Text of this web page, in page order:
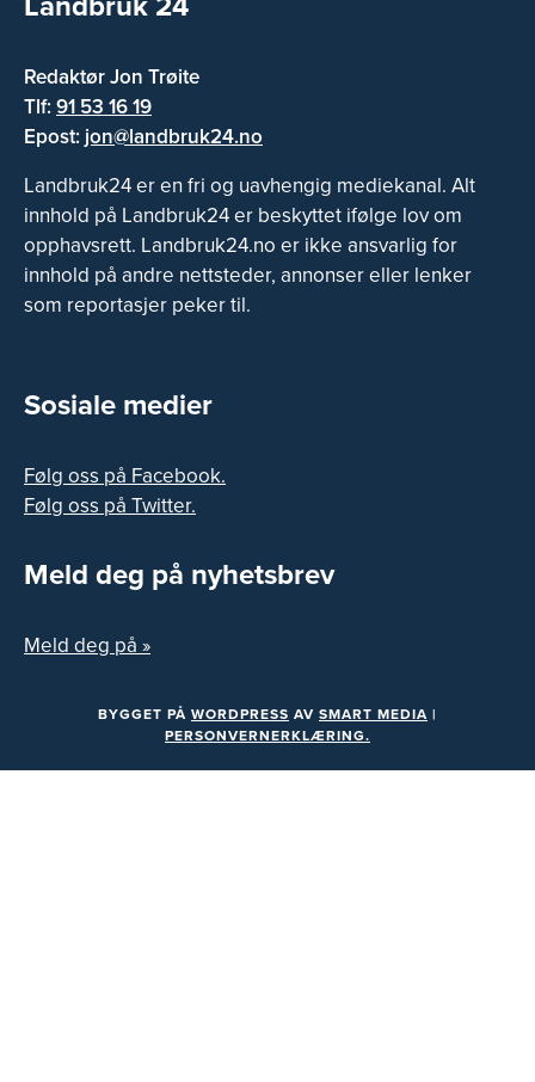
Redaktør Jon Trøite
Tlf:91 53 16 19
Epost: jon@landbruk24.no
Landbruk24 er en fri og uavhengig mediekanal. Alt
innhold på Landbruk24 er beskyttet ifølge lov om
opphavsrett. Landbruk24.no er ikke ansvarlig for
innhold på andre nettsteder, annonser eller lenker
som reportasjer peker til.
Sosiale medier
Følg oss på Facebook.
Følg oss på Twitter.
Meld deg på nyhetsbrev
Meld deg på »
BYGGET PÅ WORDPRESS AV SMART MEDIA |
PERSONVERNERKLÆRING.